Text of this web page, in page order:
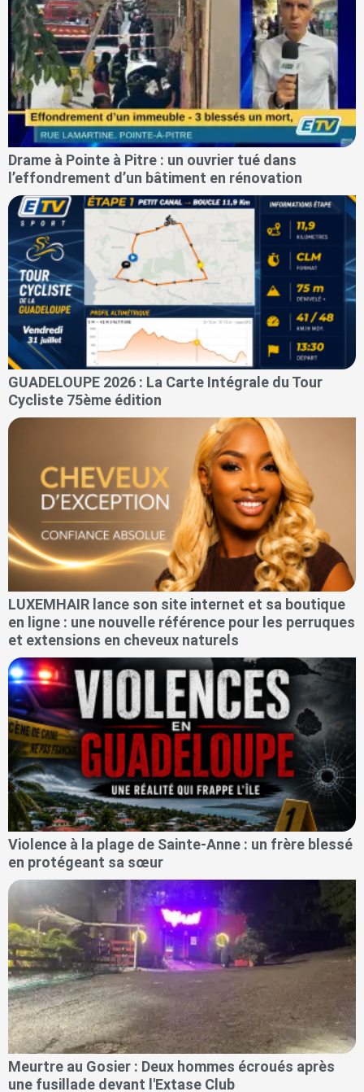
Drame à Pointe à Pitre : un ouvrier tué dans
l’effondrement d’un bâtiment en rénovation
GUADELOUPE 2026 : La Carte Intégrale du Tour
Cycliste 75ème édition
LUXEMHAIR lance son site internet et sa boutique
en ligne : une nouvelle référence pour les perruques
et extensions en cheveux naturels
Violence à la plage de Sainte-Anne : un frère blessé
en protégeant sa sœur
Meurtre au Gosier : Deux hommes écroués après
une fusillade devant l'Extase Club